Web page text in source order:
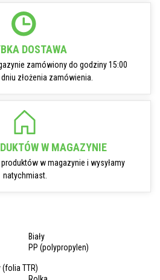
DOSTAWA
zamówiony do godziny 15:00
złożenia zamówienia.
W MAGAZYNIE
w magazynie i wysyłamy
natychmiast.
Biały
PP (polypropylen)
TTR)